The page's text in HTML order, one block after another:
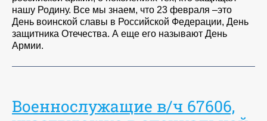
нашу Родину. Все мы знаем, что 23 февраля –это
День воинской славы в Российской Федерации, День
защитника Отечества. А еще его называют День
Армии.
Военнослужащие в/ч 67606,